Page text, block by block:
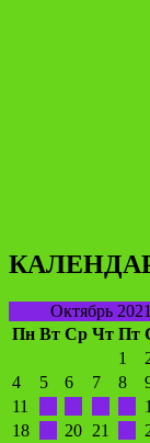
Октябрь 2021
Пн Вт Ср Чт Пт
1
4
5 6 7 8
11
18
20 21